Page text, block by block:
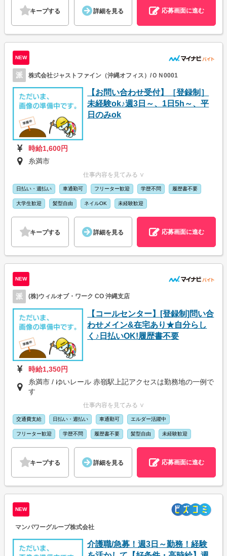
キープする 詳細を見る 応募画面に進む
NEW
派 株式会社ジャストファイン（沖縄オフィス）/ＯＮ0001
【お問い合わせ受付】［登録制］
未経験ok♪週3日～、1日5h～、平
日のみok
時給1,600円
糸満市
仕事内容を見てみる ∨
日払い・週払い 車通勤可 フリーター歓迎 学歴不問 履歴書不要
大学生歓迎 髪型自由 ネイルOK 未経験歓迎
キープする 詳細を見る 応募画面に進む
NEW
派 (株)ウィルオブ・ワーク CO 沖縄支店
【コールセンター】[登録制]問い合
わせメイン&在宅あり★自分らし
く♪日払いOK!履歴書不要
時給1,350円
糸満市 / ゆいレール 赤嶺駅上記アクセスは勤務地の一例で
す
仕事内容を見てみる ∨
交通費支給 日払い・週払い 車通勤可 エルダー活躍中
フリーター歓迎 学歴不問 履歴書不要 髪型自由 未経験歓迎
キープする 詳細を見る 応募画面に進む
NEW
マンパワーグループ株式会社
介護職/急募！週3日～勤務！経験